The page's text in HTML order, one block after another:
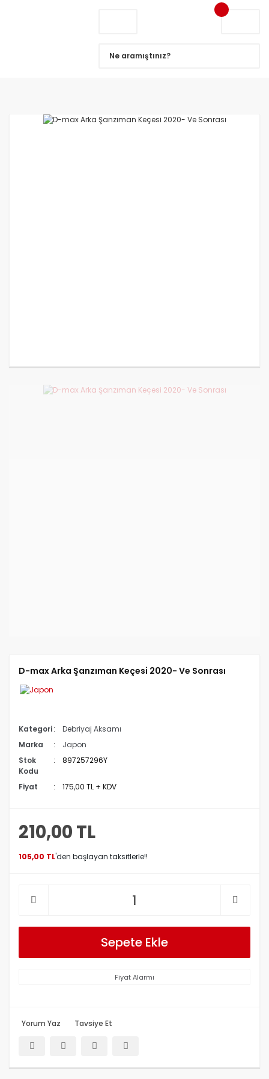
D-max Arka Şanzıman Keçesi 2020- Ve Sonrası
Kategori
Debriyaj Aksamı
Marka
Japon
Stok
Kodu
897257296Y
Fiyat 175,00 TL + KDV
210,00 TL
105,00 TL'den başlayan taksitlerle!!
Sepete Ekle
Fiyat Alarmı
Yorum Yaz Tavsiye Et